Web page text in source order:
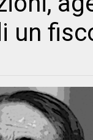
un